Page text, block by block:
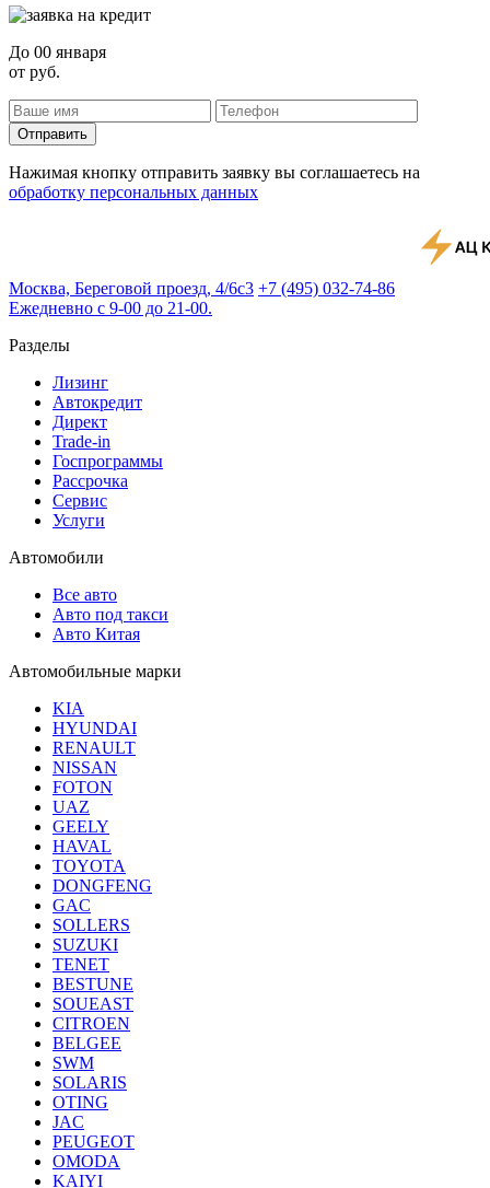
До 00 января
от руб.
Отправить
Нажимая кнопку отправить заявку вы соглашаетесь на
обработку персональных данных
Москва, Береговой проезд, 4/6с3 +7 (495) 032-74-86
Ежедневно с 9-00 до 21-00.
Разделы
Лизинг
Автокредит
Директ
Trade-in
Госпрограммы
Рассрочка
Сервис
Услуги
Автомобили
Все авто
Авто под такси
Авто Китая
Автомобильные марки
KIA
HYUNDAI
RENAULT
NISSAN
FOTON
UAZ
GEELY
HAVAL
TOYOTA
DONGFENG
GAC
SOLLERS
SUZUKI
TENET
BESTUNE
SOUEAST
CITROEN
BELGEE
SWM
SOLARIS
OTING
JAC
PEUGEOT
OMODA
KAIYI